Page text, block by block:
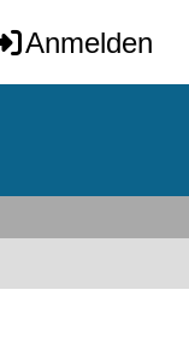
Anmelden